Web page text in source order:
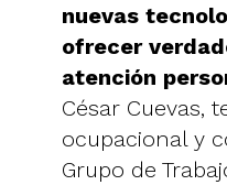
nuevas
ofrecer
atención
César Cuevas,
ocupacional y
Grupo de